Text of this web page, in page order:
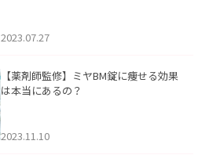
2023.07.27
【薬剤師監修】ミヤBM錠に痩せる効果
は本当にあるの？
2023.11.10